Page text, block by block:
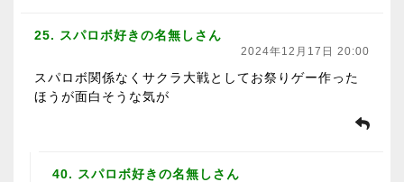
25. スパロボ好きの名無しさん
2024年12月17日 20:00
スパロボ関係なくサクラ大戦としてお祭りゲー作った
ほうが面白そうな気が
40. スパロボ好きの名無しさん